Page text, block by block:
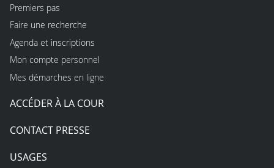
Premiers pas
Faire une recherche
Agenda et inscriptions
Mon compte personnel
Mes démarches en ligne
ACCÉDER À LA COUR
CONTACT PRESSE
USAGES